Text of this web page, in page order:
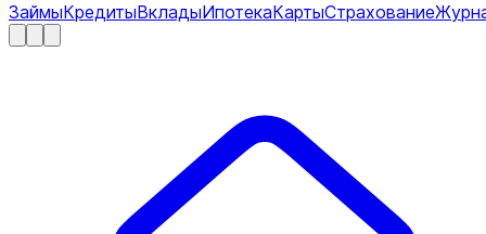
ЗаймыКредитыВкладыИпотекаКартыСтрахование